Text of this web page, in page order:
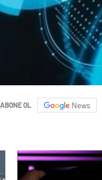
ABONE OL News